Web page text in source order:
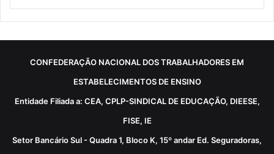
CONFEDERAÇÃO NACIONAL DOS TRABALHADORES EM
ESTABELECIMENTOS DE ENSINO
Entidade Filiada a: CEA, CPLP-SINDICAL DE EDUCAÇÃO, DIEESE,
FISE, IE
Setor Bancário Sul - Quadra 1, Bloco K, 15º andar Ed. Seguradoras,